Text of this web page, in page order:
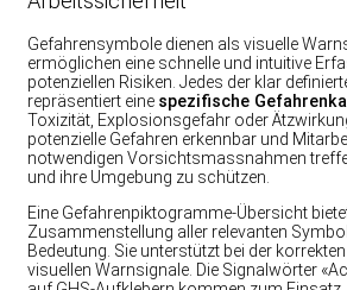
Gefahrensymbole dienen als visuelle
ermöglichen eine schnelle und intuitive
potenziellen Risiken. Jedes der klar
repräsentiert eine spezifische
Toxizität, Explosionsgefahr oder
potenzielle Gefahren erkennbar und
notwendigen Vorsichtsmassnahmen
und ihre Umgebung zu schützen.
Eine Gefahrenpiktogramme-Übersicht
Zusammenstellung aller relevanten
Bedeutung. Sie unterstützt bei der
visuellen Warnsignale. Die Signalwörter